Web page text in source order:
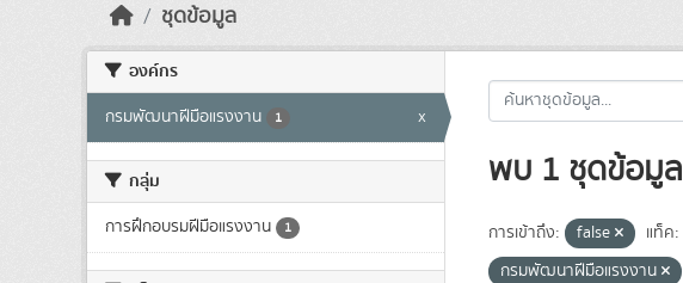
ชุดข้อมูล
องค์กร
กรมพัฒนาฝีมือแรงงาน 1 x
กลุ่ม
การฝึกอบรมฝีมือแรงงาน 1
พบ 1 ชุดข้อมูล
การเข้าถึง: false แท็ค:
กรมพัฒนาฝีมือแรงงาน